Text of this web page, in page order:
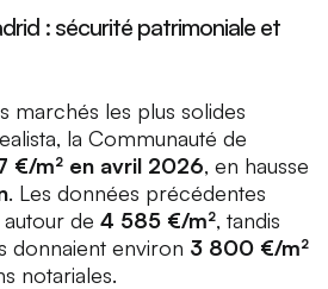
: sécurité patrimoniale et
marchés les plus solides
la Communauté de
€/m² en avril 2026, en hausse
. Les données précédentes
de 4 585 €/m², tandis
donnaient environ 3 800 €/m²
notariales.